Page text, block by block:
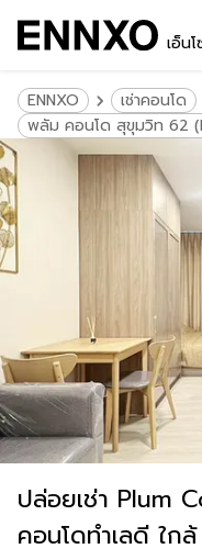
เอ็นโ
ENNXO เช่าคอนโด
พลัม คอนโด สุขุมวิท 62
ปล่อยเช่า Plum
คอนโดทำเลดี ใก